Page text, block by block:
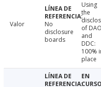
Valor
No
disclosure
boards
Using
the
of DAO
and
DDC:
100%
place